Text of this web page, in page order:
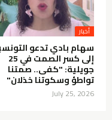
أخبار
سهام بادي تدعو
إلى كسر الصمت في 25
جويلية: "كفى.. صمتنا
تواطؤ وسكوتنا خذلان"
July 25, 2026